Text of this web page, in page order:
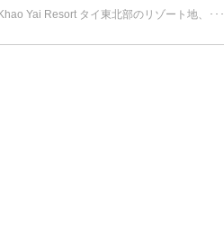
Yai Resort タイ東北部のリゾート地、･･･